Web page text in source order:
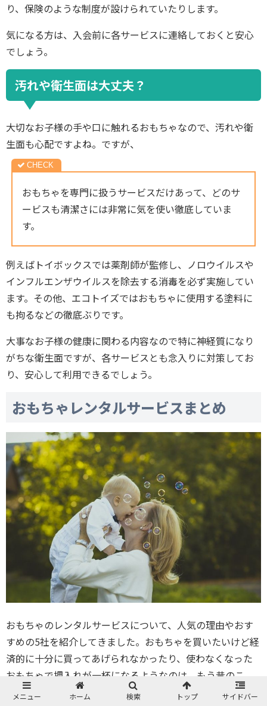
り、保険のような制度が設けられていたりします。
気になる方は、入会前に各サービスに連絡しておくと安心
でしょう。
汚れや衛生面は大丈夫？
大切なお子様の手や口に触れるおもちゃなので、汚れや衛
生面も心配ですよね。ですが、
おもちゃを専門に扱うサービスだけあって、どのサ
ービスも清潔さには非常に気を使い徹底していま
す。
例えばトイボックスでは薬剤師が監修し、ノロウイルスや
インフルエンザウイルスを除去する消毒を必ず実施してい
ます。その他、エコトイズではおもちゃに使用する塗料に
も拘るなどの徹底ぶりです。
大事なお子様の健康に関わる内容なので特に神経質になり
がちな衛生面ですが、各サービスとも念入りに対策してお
り、安心して利用できるでしょう。
おもちゃレンタルサービスまとめ
おもちゃのレンタルサービスについて、人気の理由やおす
すめの5社を紹介してきました。おもちゃを買いたいけど経
済的に十分に買ってあげられなかったり、使わなくなった
おもちゃで押入れが一杯になるようなのは、もう昔のこ
と。おもちゃのレンタルを上手に利用すると、子供にも両
メニュー ホーム 検索 トップ サイドバー